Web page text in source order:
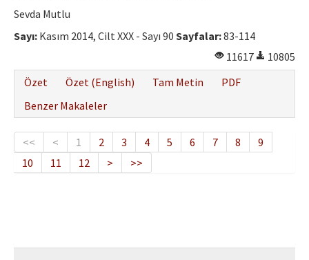
Sevda Mutlu
Sayı: Kasım 2014, Cilt XXX - Sayı 90 Sayfalar:83-114
11617
10805
Özet
Özet (English) Tam Metin
PDF
Benzer Makaleler
<< < 1 2 3 4 5 6 7 8
9
10
11 12 > >>